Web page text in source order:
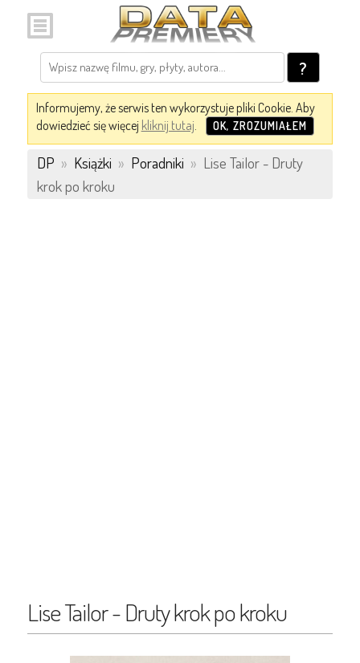
?
Informujemy, że serwis ten wykorzystuje pliki Cookie. Aby
dowiedzieć się więcej kliknij tutaj. OK, ZROZUMIAŁEM
DP » Książki » Poradniki » Lise Tailor - Druty
krok po kroku
Lise Tailor - Druty krok po kroku